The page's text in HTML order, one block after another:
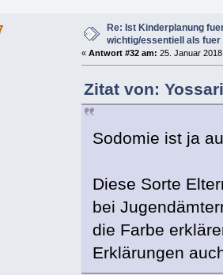
Re: Ist Kinderplanung
wichtig/essentiell als fuer
« Antwort #32 am: 25. Januar
Zitat von:
Sodomie ist ja
Diese Sorte
bei
die Farbe
Erklärungen